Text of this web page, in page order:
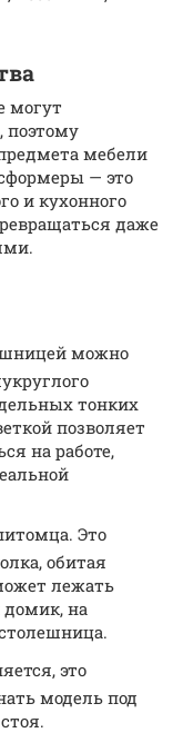
могут
поэтому
мебели
— это
и кухонного
даже
можно
тонких
позволяет
на работе,
Это
обитая
лежать
домик, на
это
модель под